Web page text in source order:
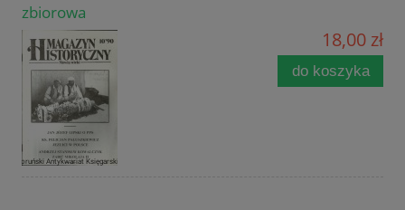
zbiorowa
18,00 zł
do koszyka